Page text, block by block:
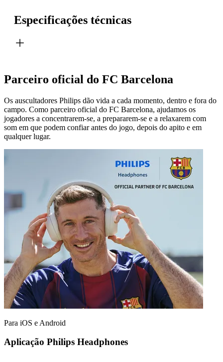
Especificações técnicas
Parceiro oficial do FC Barcelona
Os auscultadores Philips dão vida a cada momento, dentro e fora do
campo. Como parceiro oficial do FC Barcelona, ajudamos os
jogadores a concentrarem-se, a prepararem-se e a relaxarem com
som em que podem confiar antes do jogo, depois do apito e em
qualquer lugar.
Para iOS e Android
Aplicação Philips Headphones